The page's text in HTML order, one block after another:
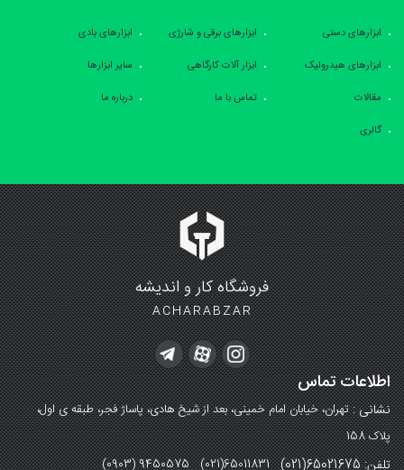
ابزارهای دستی ابزارهای برقی و شارژی
ابزارهای بادی
ابزارهای هیدرولیک
ابزار آلات کارگاهی
سایر ابزارها
مقالات
تماس با ما
درباره ما
گالری
فروشگاه کار و اندیشه
ACHARABZAR
اطلاعات تماس
نشانی :تهران، خیابان امام خمینی، بعد از شیخ هادی، پاساژ فجر، طبقه ی اول،
پلاک 158
تلفن: 65021675(021) (0903) 9450575 (021)65011831